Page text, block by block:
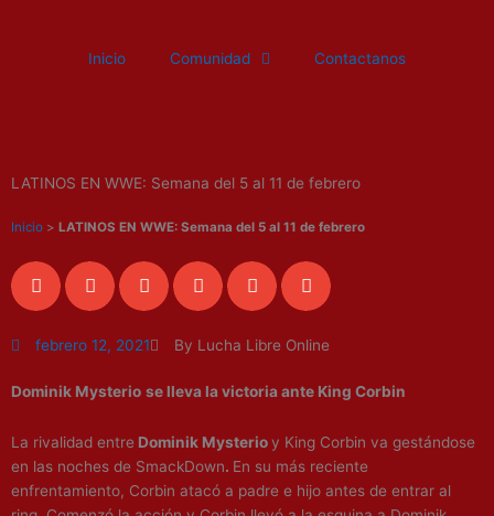
Inicio Comunidad Contactanos
LATINOS EN WWE: Semana del 5 al 11 de febrero
Inicio > LATINOS EN WWE: Semana del 5 al 11 de febrero
febrero 12, 2021 By Lucha Libre Online
Dominik Mysterio se lleva la victoria ante King Corbin
La rivalidad entre Dominik Mysterioy King Corbin va gestándose
en las noches de SmackDown. En su más reciente
enfrentamiento, Corbin atacó a padre e hijo antes de entrar al